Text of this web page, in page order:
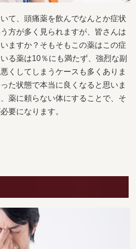
て、頭痛薬を飲んでなんとか症状
方が多く見られますが、皆さんは
ますか？そもそもこの薬はこの症
る薬は10％にも満たず、強烈な副
くしてしまうケースも多くありま
た状態で本当に良くなると思いま
薬に頼らない体にすることで、そ
要になります。